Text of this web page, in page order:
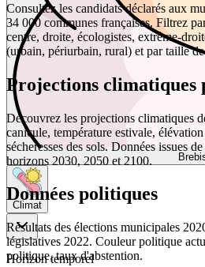
Climat
Horizon temporel
Consultez les candidats déclarés aux
34 000 communes françaises. Filtrez
centre, droite, écologistes, extrême-
(urbain, périurbain, rural) et par taille
Projections climatiques
Découvrez les projections climatiques
canicule, température estivale,
sécheresses des sols. Données issues
horizons 2030, 2050 et 2100.
Données politiques
Résultats des élections municipales
législatives 2022. Couleur politique
politique, taux d'abstention.